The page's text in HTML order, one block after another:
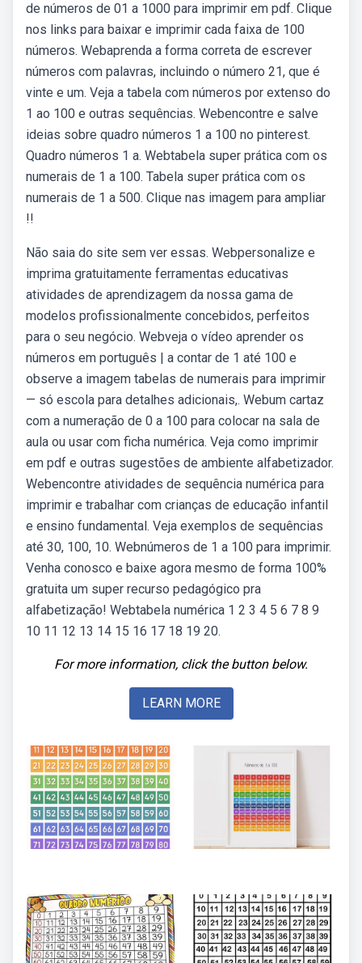
de números de 01 a 1000 para imprimir em pdf. Clique
nos links para baixar e imprimir cada faixa de 100
números. Webaprenda a forma correta de escrever
números com palavras, incluindo o número 21, que é
vinte e um. Veja a tabela com números por extenso do
1 ao 100 e outras sequências. Webencontre e salve
ideias sobre quadro números 1 a 100 no pinterest.
Quadro números 1 a. Webtabela super prática com os
numerais de 1 a 100. Tabela super prática com os
numerais de 1 a 500. Clique nas imagem para ampliar
!!
Não saia do site sem ver essas. Webpersonalize e
imprima gratuitamente ferramentas educativas
atividades de aprendizagem da nossa gama de
modelos profissionalmente concebidos, perfeitos
para o seu negócio. Webveja o vídeo aprender os
números em português | a contar de 1 até 100 e
observe a imagem tabelas de numerais para imprimir
— só escola para detalhes adicionais,. Webum cartaz
com a numeração de 0 a 100 para colocar na sala de
aula ou usar com ficha numérica. Veja como imprimir
em pdf e outras sugestões de ambiente alfabetizador.
Webencontre atividades de sequência numérica para
imprimir e trabalhar com crianças de educação infantil
e ensino fundamental. Veja exemplos de sequências
até 30, 100, 10. Webnúmeros de 1 a 100 para imprimir.
Venha conosco e baixe agora mesmo de forma 100%
gratuita um super recurso pedagógico pra
alfabetização! Webtabela numérica 1 2 3 4 5 6 7 8 9
10 11 12 13 14 15 16 17 18 19 20.
For more information, click the button below.
LEARN MORE